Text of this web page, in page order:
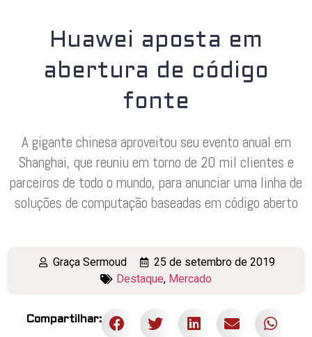
Huawei aposta em
abertura de código
fonte
A gigante chinesa aproveitou seu evento anual em
Shanghai, que reuniu em torno de 20 mil clientes e
parceiros de todo o mundo, para anunciar uma linha de
soluções de computação baseadas em código aberto
Graça Sermoud
25 de setembro de 2019
Destaque, Mercado
Compartilhar: